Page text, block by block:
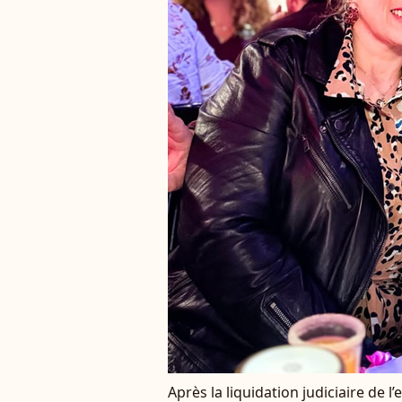
Après la liquidation judiciaire de